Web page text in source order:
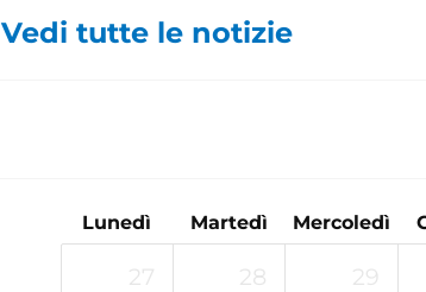
Vedi tutte le notizie
Lunedì Martedì Mercoledì
27 28 29